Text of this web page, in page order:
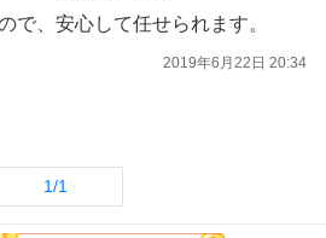
で、安心して任せられます。
2019年6月22日 20:34
1/1